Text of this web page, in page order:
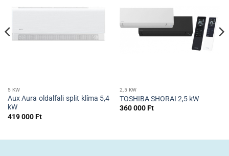
5 KW
Aux Aura oldalfali split klíma 5,4
kW
419 000Ft
2,5 KW
TOSHIBA SHORAI 2,5 kW
360 000Ft